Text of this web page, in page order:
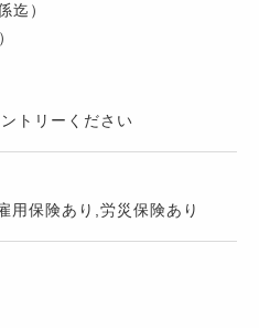
迄）
トリーください
用保険あり,労災保険あり